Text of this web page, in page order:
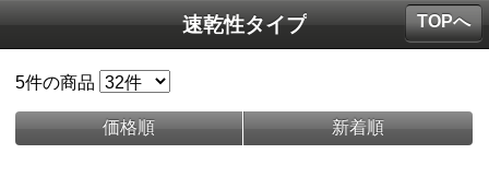
速乾性タイプ
5件の商品
価格順 新着順
TOPへ